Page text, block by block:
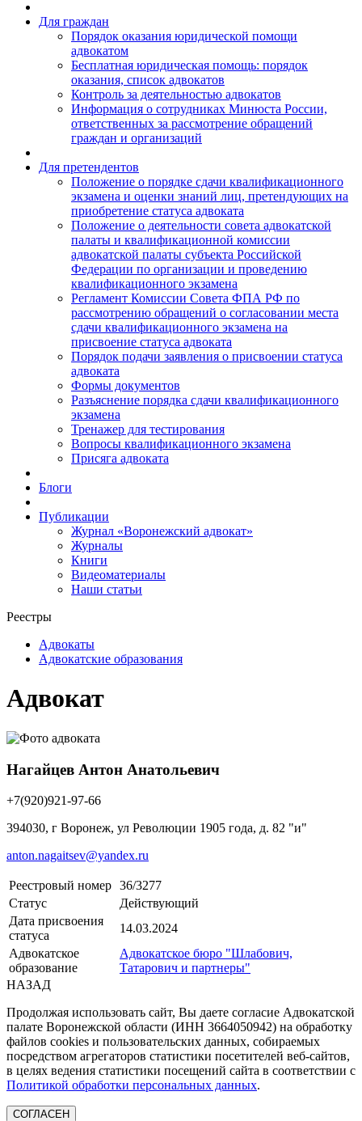
Для граждан
Порядок оказания юридической помощи
адвокатом
Бесплатная юридическая помощь: порядок
оказания, список адвокатов
Контроль за деятельностью адвокатов
Информация о сотрудниках Минюста России,
ответственных за рассмотрение обращений
граждан и организаций
Для претендентов
Положение о порядке сдачи квалификационного
экзамена и оценки знаний лиц, претендующих на
приобретение статуса адвоката
Положение о деятельности совета адвокатской
палаты и квалификационной комиссии
адвокатской палаты субъекта Российской
Федерации по организации и проведению
квалификационного экзамена
Регламент Комиссии Совета ФПА РФ по
рассмотрению обращений о согласовании места
сдачи квалификационного экзамена на
присвоение статуса адвоката
Порядок подачи заявления о присвоении статуса
адвоката
Формы документов
Разъяснение порядка сдачи квалификационного
экзамена
Тренажер для тестирования
Вопросы квалификационного экзамена
Присяга адвоката
Блоги
Публикации
Журнал «Воронежский адвокат»
Журналы
Книги
Видеоматериалы
Наши статьи
Реестры
Адвокаты
Адвокатские образования
Адвокат
Нагайцев Антон Анатольевич
+7(920)921-97-66
394030, г Воронеж, ул Революции 1905 года, д. 82 "и"
anton.nagaitsev@yandex.ru
Реестровый номер 36/3277
Статус
Действующий
Дата присвоения
статуса
14.03.2024
Адвокатское
образование
Адвокатское бюро "Шлабович,
Татарович и партнеры"
НАЗАД
Продолжая использовать сайт, Вы даете согласие Адвокатской
палате Воронежской области (ИНН 3664050942) на обработку
файлов cookies и пользовательских данных, собираемых
посредством агрегаторов статистики посетителей веб-сайтов,
в целях ведения статистики посещений сайта в соответствии с
Политикой обработки персональных данных.
СОГЛАСЕН